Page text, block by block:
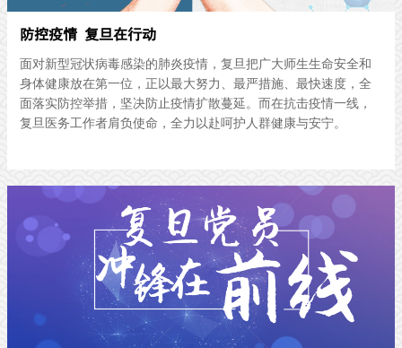
防控疫情 复旦在行动
面对新型冠状病毒感染的肺炎疫情，复旦把广大师生生命安全和
身体健康放在第一位，正以最大努力、最严措施、最快速度，全
面落实防控举措，坚决防止疫情扩散蔓延。而在抗击疫情一线，
复旦医务工作者肩负使命，全力以赴呵护人群健康与安宁。